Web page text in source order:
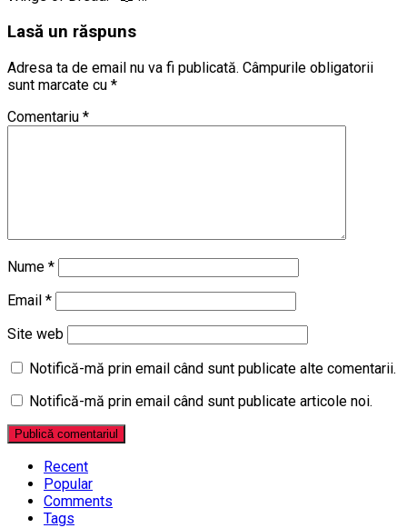
Lasă un răspuns
Adresa ta de email nu va fi publicată. Câmpurile obligatorii
sunt marcate cu *
Comentariu *
Nume *
Email *
Site web
Notifică-mă prin email când sunt publicate alte comentarii.
Notifică-mă prin email când sunt publicate articole noi.
Recent
Popular
Comments
Tags